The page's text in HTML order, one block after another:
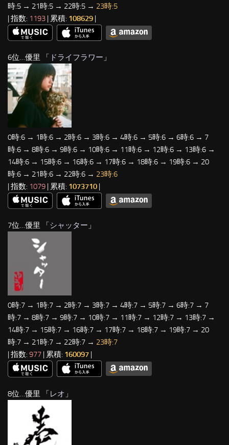
時:5 → 21時:5 → 22時:5 → 23時:5
| 指数: 1193 | 累積: 108629 |
6位…優里 「 ドライフラワー 」
0時:6 → 1時:6 → 2時:6 → 3時:6 → 4時:6 → 5時:6 → 6時:6 → 7
時:6 → 8時:6 → 9時:6 → 10時:6 → 11時:6 → 12時:6 → 13時:6 →
14時:6 → 15時:6 → 16時:6 → 17時:6 → 18時:6 → 19時:6 → 20
時:6 → 21時:6 → 22時:6 → 23時:6
| 指数: 1079 | 累積: 1073710 |
7位…優里 「 シャッター 」
0時:7 → 1時:7 → 2時:7 → 3時:7 → 4時:7 → 5時:7 → 6時:7 → 7
時:7 → 8時:7 → 9時:7 → 10時:7 → 11時:7 → 12時:7 → 13時:7 →
14時:7 → 15時:7 → 16時:7 → 17時:7 → 18時:7 → 19時:7 → 20
時:7 → 21時:7 → 22時:7 → 23時:7
| 指数: 977 | 累積: 160097
8位…優里 「レオ 」